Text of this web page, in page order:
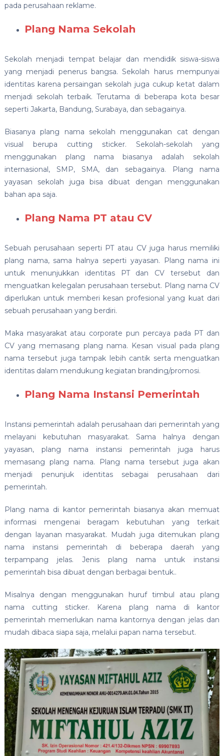
pada perusahaan reklame.
Plang Nama Sekolah
Sekolah menjadi tempat belajar dan mendidik siswa-siswa
yang menjadi penerus bangsa. Sekolah harus mempunyai
identitas karena persaingan sekolah juga cukup ketat dalam
menjadi sekolah terbaik. Terutama di beberapa kota besar
seperti Jakarta, Bandung, Surabaya, dan sebagainya.
Biasanya plang nama sekolah menggunakan cat dengan
visual berupa cutting sticker. Sekolah-sekolah yang
menggunakan plang nama biasanya adalah sekolah
internasional, SMP, SMA, dan sebagainya. Plang nama
yayasan sekolah juga bisa dibuat dengan menggunakan
bahan apa saja.
Plang Nama PT atau CV
Sebuah perusahaan seperti PT atau CV juga harus memiliki
plang nama, sama halnya seperti yayasan. Plang nama ini
untuk menunjukkan identitas PT dan CV tersebut dan
menguatkan kelegalan perusahaan tersebut. Plang nama CV
diperlukan untuk memberi kesan profesional yang kuat dari
sebuah perusahaan yang berdiri.
Maka masyarakat atau corporate pun percaya pada PT dan
CV yang memasang plang nama. Kesan visual pada plang
nama tersebut juga tampak lebih cantik serta menguatkan
identitas dalam mendukung kegiatan branding/promosi.
Plang Nama Instansi Pemerintah
Instansi pemerintah adalah perusahaan dari pemerintah yang
melayani kebutuhan masyarakat. Sama halnya dengan
yayasan, plang nama instansi pemerintah juga harus
memasang plang nama. Plang nama tersebut juga akan
menjadi penunjuk identitas sebagai perusahaan dari
pemerintah.
Plang nama di kantor pemerintah biasanya akan memuat
informasi mengenai beragam kebutuhan yang terkait
dengan layanan masyarakat. Mudah juga ditemukan plang
nama instansi pemerintah di beberapa daerah yang
terpampang jelas. Jenis plang nama untuk instansi
pemerintah bisa dibuat dengan berbagai bentuk..
Misalnya dengan menggunakan huruf timbul atau plang
nama cutting sticker. Karena plang nama di kantor
pemerintah memerlukan nama kantornya dengan jelas dan
mudah dibaca siapa saja, melalui papan nama tersebut.